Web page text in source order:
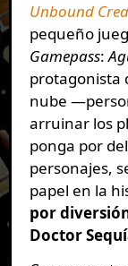
Unbound
pequeño
Gamepass:
protagonista
nube
arruinar los
ponga por
personajes,
papel en la
por
Doctor